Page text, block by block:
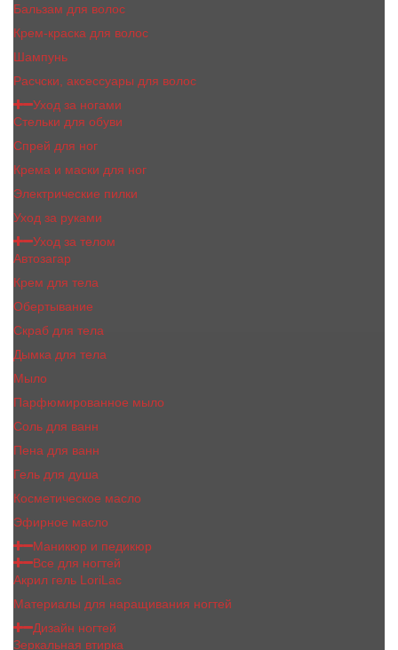
Бальзам для волос
Крем-краска для волос
Шампунь
Расчски, аксессуары для волос
Уход за ногами
Стельки для обуви
Спрей для ног
Крема и маски для ног
Электрические пилки
Уход за руками
Уход за телом
Автозагар
Крем для тела
Обертывание
Скраб для тела
Дымка для тела
Мыло
Парфюмированное мыло
Соль для ванн
Пена для ванн
Гель для душа
Косметическое масло
Эфирное масло
Маникюр и педикюр
Все для ногтей
Акрил гель LoriLac
Материалы для наращивания ногтей
Дизайн ногтей
Зеркальная втирка